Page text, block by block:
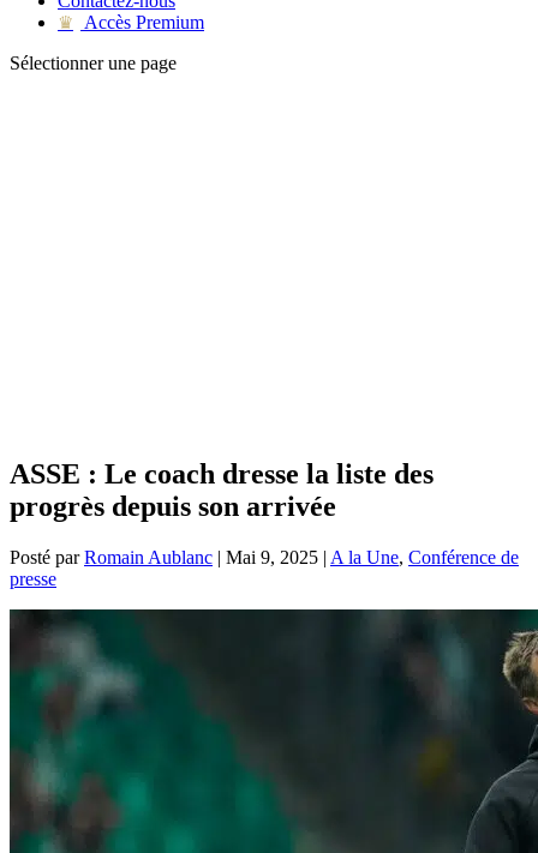
♛
Accès Premium
Sélectionner une page
ASSE : Le coach dresse la liste des
progrès depuis son arrivée
Posté parRomain Aublanc | Mai 9, 2025 | A la Une, Conférence de
presse